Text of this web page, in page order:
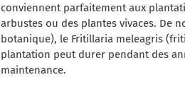
conviennent parfaitement aux
arbustes ou des plantes vivaces. De
botanique), le Fritillaria meleagris
plantation peut durer pendant des
maintenance.